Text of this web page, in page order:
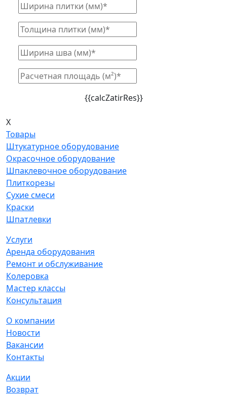
{{calcZatirRes}}
X
Товары
Штукатурное оборудование
Окрасочное оборудование
Шпаклевочное оборудование
Плиткорезы
Сухие смеси
Краски
Шпатлевки
Услуги
Аренда оборудования
Ремонт и обслуживание
Колеровка
Мастер классы
Консультация
О компании
Новости
Вакансии
Контакты
Акции
Возврат